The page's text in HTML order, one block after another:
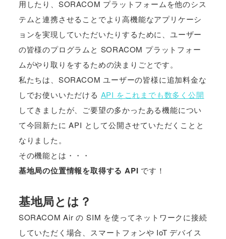
用したり、SORACOM プラットフォームを他のシス
テムと連携させることでより高機能なアプリケーシ
ョンを実現していただいたりするために、ユーザー
の皆様のプログラムと SORACOM プラットフォー
ムがやり取りをするための決まりごとです。
私たちは、SORACOM ユーザーの皆様に追加料金な
しでお使いいただける API をこれまでも数多く公開
してきましたが、ご要望の多かったある機能につい
て今回新たに API として公開させていただくことと
なりました。
その機能とは・・・
基地局の位置情報を取得する API です！
基地局とは？
SORACOM Air の SIM を使ってネットワークに接続
していただく場合、スマートフォンや IoT デバイス